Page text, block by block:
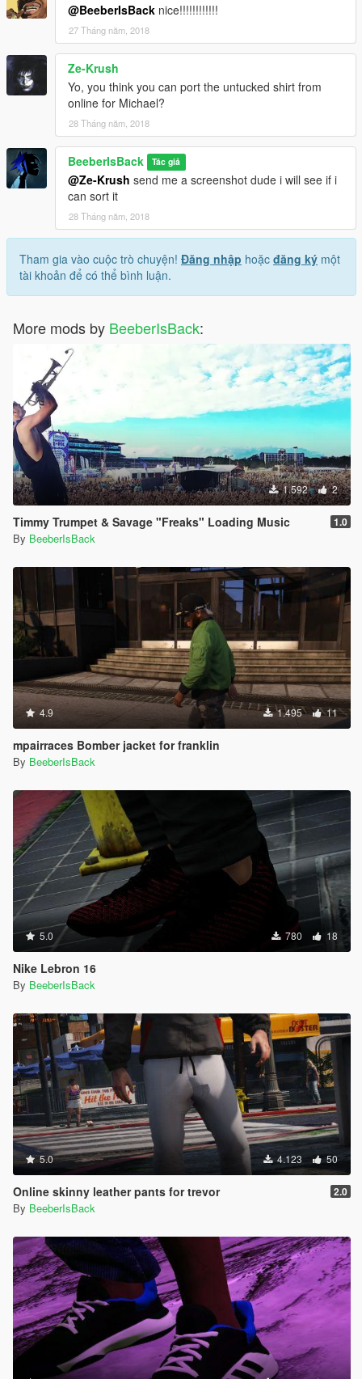
@BeeberIsBack nice!!!!!!!!!!!!
27 Tháng năm, 2018
Ze-Krush
Yo, you think you can port the untucked shirt from
online for Michael?
28 Tháng năm, 2018
BeeberIsBack Tác giả
@Ze-Krush send me a screenshot dude i will see if i
can sort it
28 Tháng năm, 2018
Tham gia vào cuộc trò chuyện! Đăng nhập hoặc đăng ký một
tài khoản để có thể bình luận.
More mods by BeeberIsBack:
1.592 2
Timmy Trumpet & Savage "Freaks" Loading Music 1.0
By BeeberIsBack
4.9 1.495 11
mpairraces Bomber jacket for franklin
By BeeberIsBack
5.0 780 18
Nike Lebron 16
By BeeberIsBack
5.0 4.123 50
Online skinny leather pants for trevor 2.0
By BeeberIsBack